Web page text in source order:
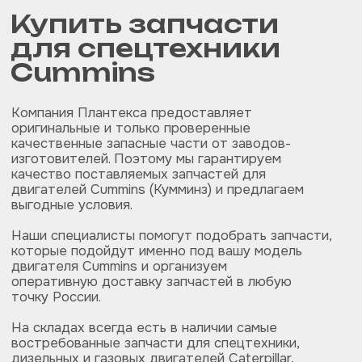
© PLANTEXA.2019-2025
Политика конфиденциальности
Разработка сайта
ЗАПЧАСТИ ДЛЯ СПЕЦТЕХНИКИ
plantexa.parts@yandex.ru